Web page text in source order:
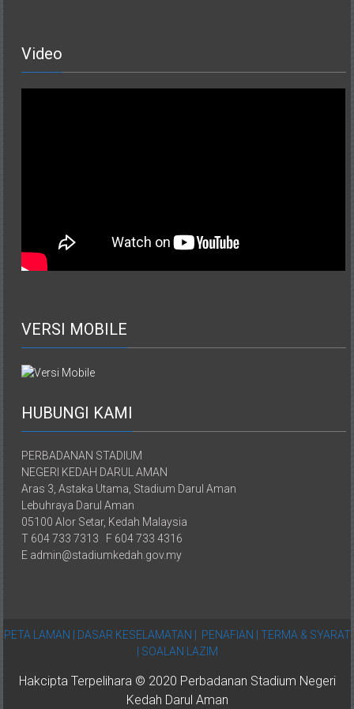
Video
VERSI MOBILE
HUBUNGI KAMI
PERBADANAN STADIUM
NEGERI KEDAH DARUL AMAN
Aras 3, Astaka Utama, Stadium Darul Aman
Lebuhraya Darul Aman
05100 Alor Setar, Kedah Malaysia
T 604 733 7313 F 604 733 4316
E admin@stadiumkedah.gov.my
PETA LAMAN | DASAR KESELAMATAN | PENAFIAN |
TERMA & SYARAT
SOALAN LAZIM
Hakcipta Terpelihara © 2020 Perbadanan Stadium Negeri
Kedah Darul Aman